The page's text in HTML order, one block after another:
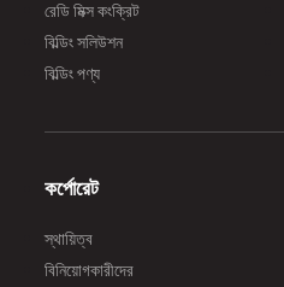
রেডি মিক্স কংক্রিট
বিল্ডিং সলিউশন
বিল্ডিং পণ্য
কর্পোরেট
স্থায়িত্ব
বিনিয়োগকারীদের